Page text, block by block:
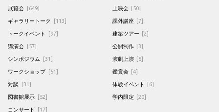
展覧会 [649]
ギャラリートーク [113]
トークイベント [97]
講演会 [57]
シンポジウム [31]
ワークショップ [51]
対談 [31]
図書館展示 [52]
コンサート [17]
上映会 [50]
課外講座 [7]
建築ツアー [2]
公開制作 [3]
演劇上演 [6]
鑑賞会 [4]
体験イベント [6]
学内限定 [20]